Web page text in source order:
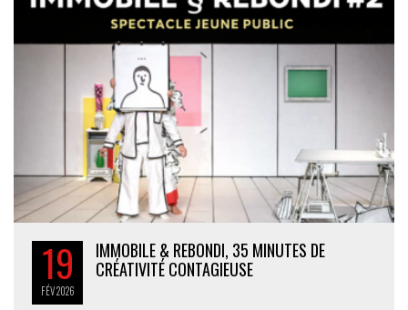
19
FÉV2026
IMMOBILE & REBONDI, 35 MINUTES DE
CRÉATIVITÉ CONTAGIEUSE